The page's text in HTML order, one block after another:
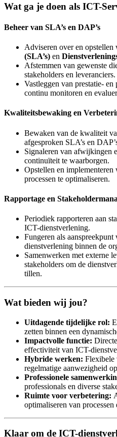
Wat ga je doen als ICT-
Beheer van SLA’s en DAP’s
Adviseren over en opstellen
(SLA’s) en
Afstemmen van gewenste
stakeholders en leveranciers.
Vastleggen van prestatie-
continu monitoren en
Kwaliteitsbewaking en
Bewaken van de kwaliteit
afgesproken SLA’s en
Signaleren van afwijkingen
continuïteit te waarborgen.
Opstellen en implementeren
processen te optimaliseren.
Rapportage en
Periodiek rapporteren aan
ICT-dienstverlening.
Fungeren als
dienstverlening binnen de
Samenwerken met externe
stakeholders om de
tillen.
Wat bieden wij jou?
Uitdagende tijdelijke rol:
zetten binnen een
Impactvolle functie:
effectiviteit van ICT-
Hybride werken: Flexibele
regelmatige aanwezigheid
Professionele
professionals en diverse
Ruimte voor verbetering:
optimaliseren van
Klaar om de ICT-